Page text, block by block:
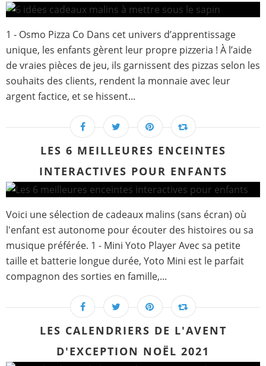
1 - Osmo Pizza Co Dans cet univers d’apprentissage
unique, les enfants gèrent leur propre pizzeria ! À l’aide
de vraies pièces de jeu, ils garnissent des pizzas selon les
souhaits des clients, rendent la monnaie avec leur
argent factice, et se hissent...
LES 6 MEILLEURES ENCEINTES
INTERACTIVES POUR ENFANTS
Voici une sélection de cadeaux malins (sans écran) où
l'enfant est autonome pour écouter des histoires ou sa
musique préférée. 1 - Mini Yoto Player Avec sa petite
taille et batterie longue durée, Yoto Mini est le parfait
compagnon des sorties en famille,...
LES CALENDRIERS DE L'AVENT
D'EXCEPTION NOËL 2021